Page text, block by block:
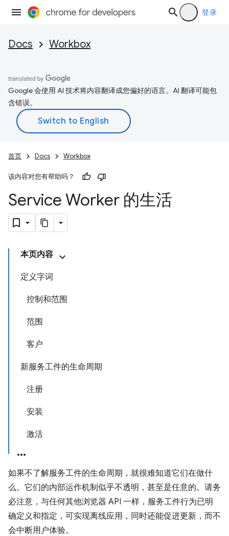
登录
Docs Workbox
Google 会使用 AI 技术将内容翻译成您偏好的语言。AI 翻译可能包
含错误。
首页 Docs Workbox
该内容对您有帮助吗？
Service Worker 的生活
本页内容
定义字词
控制和范围
范围
客户
新服务工件的生命周期
注册
安装
激活
如果不了解服务工件的生命周期，就很难知道它们在做什
么。它们的内部运作机制似乎不透明，甚至是任意的。请务
必注意，与任何其他浏览器 API 一样，服务工件行为已明
确定义和指定，可实现离线应用，同时还能促进更新，而不
会中断用户体验。